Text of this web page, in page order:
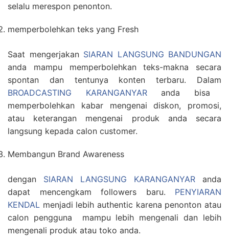
selalu merespon penonton.
memperbolehkan teks yang Fresh
Saat mengerjakan SIARAN LANGSUNG BANDUNGAN
anda mampu memperbolehkan teks-makna secara
spontan dan tentunya konten terbaru. Dalam
BROADCASTING KARANGANYARanda bisa
memperbolehkan kabar mengenai diskon, promosi,
atau keterangan mengenai produk anda secara
langsung kepada calon customer.
Membangun Brand Awareness
dengan SIARAN LANGSUNG KARANGANYAR anda
dapat mencengkam followers baru. PENYIARAN
KENDAL menjadi lebih authentic karena penonton atau
calon pengguna mampu lebih mengenali dan lebih
mengenali produk atau toko anda.